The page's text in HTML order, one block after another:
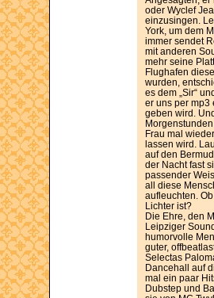
oder Wyclef
einzusingen.
York, um dem
immer sendet
mit anderen
mehr seine
Flughafen
wurden,
es dem „Sir“
er uns per mp3
geben wird.
Frau mal
lassen wird.
auf den
der Nacht fast
passender
all diese
aufleuchten.
Lichter ist?
Die Ehre, den
Leipziger
humorvolle
guter,
Selectas
Dancehall auf
mal ein paar
Dubstep und